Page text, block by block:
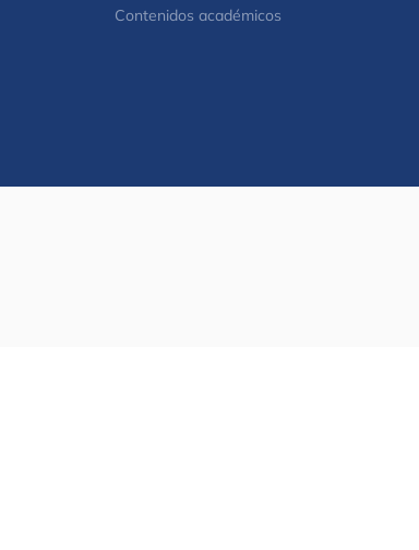
Contenidos académicos